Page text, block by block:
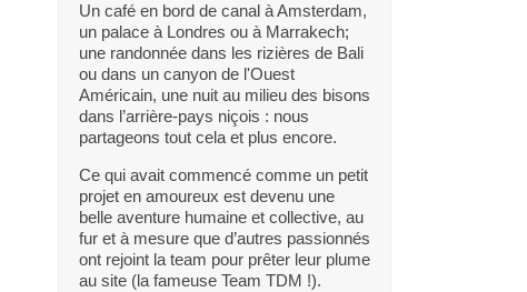
Un café en bord de canal à Amsterdam,
un palace à Londres ou à Marrakech;
une randonnée dans les rizières de Bali
ou dans un canyon de l'Ouest
Américain, une nuit au milieu des bisons
dans l’arrière-pays niçois : nous
partageons tout cela et plus encore.
Ce qui avait commencé comme un petit
projet en amoureux est devenu une
belle aventure humaine et collective, au
fur et à mesure que d’autres passionnés
ont rejoint la team pour prêter leur plume
au site (la fameuse Team TDM !).